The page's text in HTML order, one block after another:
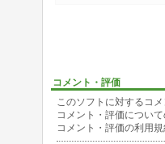
コメント・評価
このソフトに対するコメ
コメント・評価につい
コメント・評価の利用規